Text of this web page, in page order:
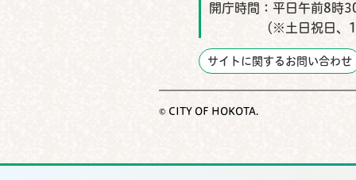
開庁時間： 平日午前8時
（※土日祝日、
サイトに関するお問い合わせ
© CITY OF HOKOTA.